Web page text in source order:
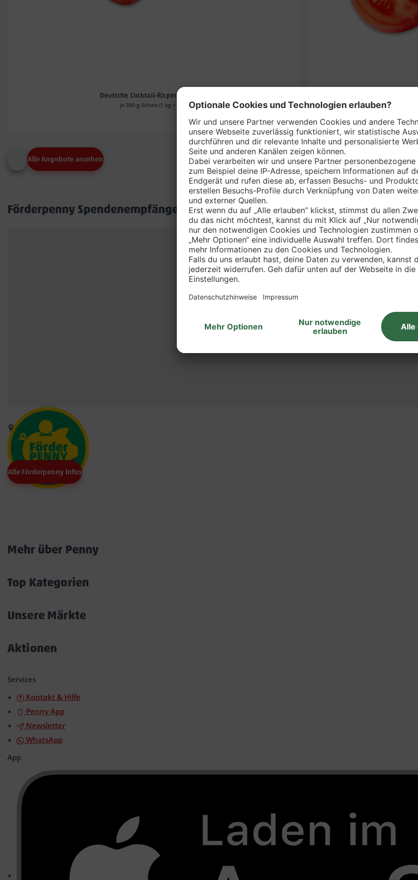
Deutsche Cocktail-Rispentomaten*
je 350-g-Schale (1 kg = 4.54)
Alle Angebote ansehen
Förderpenny Spendenempfänger in deinem Markt
Alle Förderpenny Infos
Mehr über Penny
Top Kategorien
Unsere Märkte
Aktionen
Services
Kontakt & Hilfe
Penny App
Newsletter
WhatsApp
App